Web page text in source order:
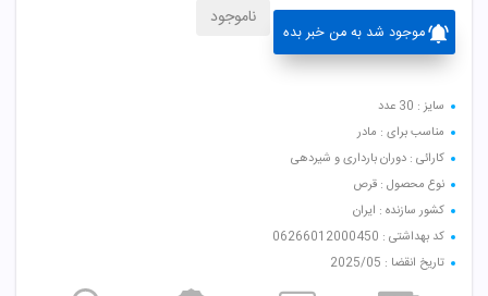
موجود شد به من خبر بده
ناموجود
سایز : 30 عدد
مناسب برای : مادر
کارائی : دوران بارداری و شیردهی
نوع محصول : قرص
کشور سازنده : ایران
کد بهداشتی : 06266012000450
تاریخ انقضا : 2025/05